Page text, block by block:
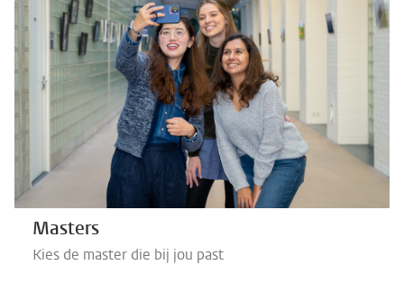
Masters
Kies de master die bij jou past